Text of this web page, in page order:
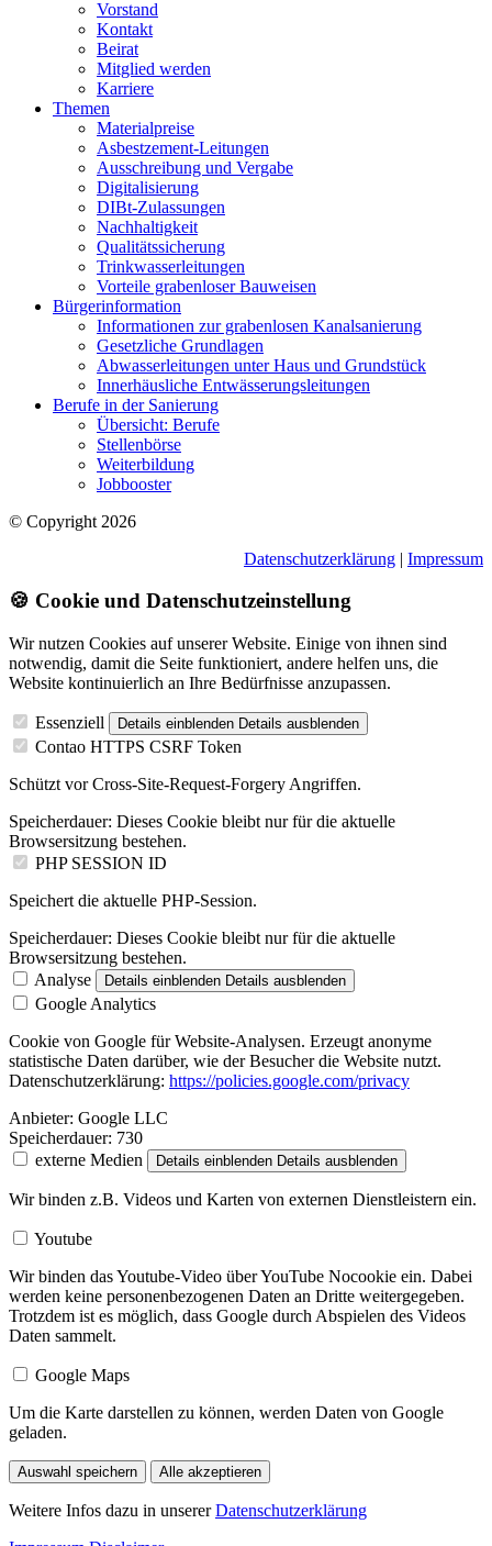
Vorstand
Kontakt
Beirat
Mitglied werden
Karriere
Themen
Materialpreise
Asbestzement-Leitungen
Ausschreibung und Vergabe
Digitalisierung
DIBt-Zulassungen
Nachhaltigkeit
Qualitätssicherung
Trinkwasserleitungen
Vorteile grabenloser Bauweisen
Bürgerinformation
Informationen zur grabenlosen Kanalsanierung
Gesetzliche Grundlagen
Abwasserleitungen unter Haus und Grundstück
Innerhäusliche Entwässerungsleitungen
Berufe in der Sanierung
Übersicht: Berufe
Stellenbörse
Weiterbildung
Jobbooster
© Copyright 2026
Datenschutzerklärung | Impressum
🍪 Cookie und Datenschutzeinstellung
Wir nutzen Cookies auf unserer Website. Einige von ihnen sind
notwendig, damit die Seite funktioniert, andere helfen uns, die
Website kontinuierlich an Ihre Bedürfnisse anzupassen.
Essenziell Details einblenden Details ausblenden
Contao HTTPS CSRF Token
Schützt vor Cross-Site-Request-Forgery Angriffen.
Speicherdauer: Dieses Cookie bleibt nur für die aktuelle
Browsersitzung bestehen.
PHP SESSION ID
Speichert die aktuelle PHP-Session.
Speicherdauer: Dieses Cookie bleibt nur für die aktuelle
Browsersitzung bestehen.
Analyse
Details einblenden Details ausblenden
Google Analytics
Cookie von Google für Website-Analysen. Erzeugt anonyme
statistische Daten darüber, wie der Besucher die Website nutzt.
Datenschutzerklärung: https://policies.google.com/privacy
Anbieter: Google LLC
Speicherdauer: 730
externe Medien
Details einblenden Details ausblenden
Wir binden z.B. Videos und Karten von externen Dienstleistern ein.
Youtube
Wir binden das Youtube-Video über YouTube Nocookie ein. Dabei
werden keine personenbezogenen Daten an Dritte weitergegeben.
Trotzdem ist es möglich, dass Google durch Abspielen des Videos
Daten sammelt.
Google Maps
Um die Karte darstellen zu können, werden Daten von Google
geladen.
Auswahl speichern Alle akzeptieren
Weitere Infos dazu in unsererDatenschutzerklärung